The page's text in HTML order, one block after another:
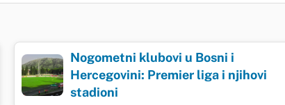
Nogometni klubovi u Bosni i
Hercegovini: Premier liga i njihovi
stadioni